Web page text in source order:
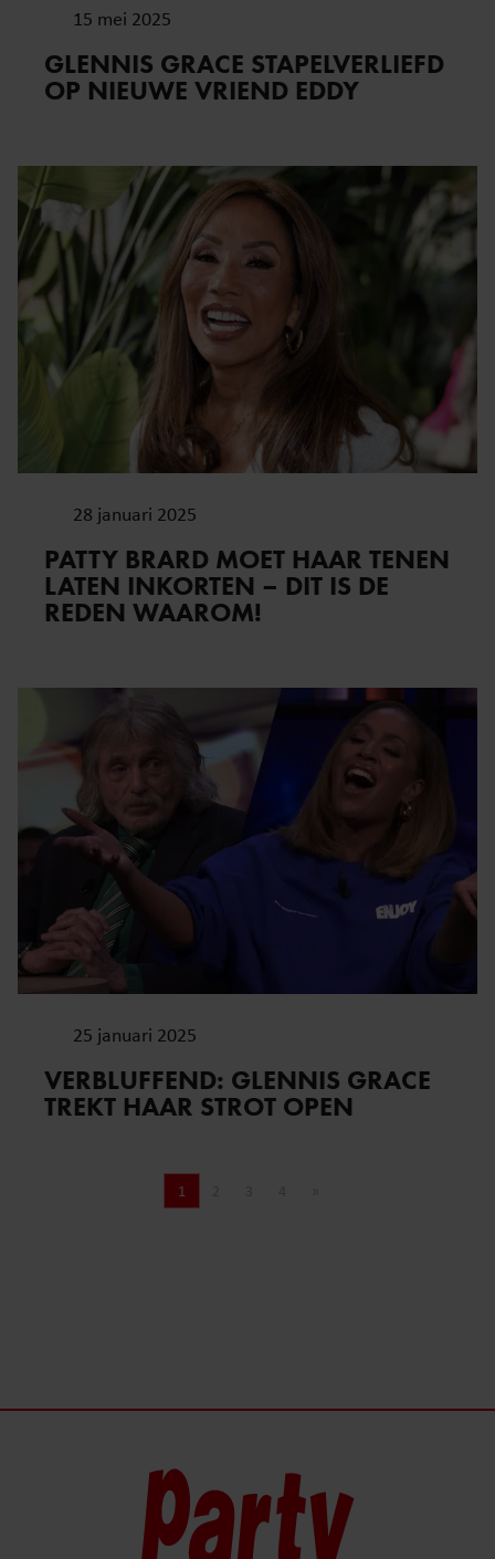
15 mei 2025
GLENNIS GRACE STAPELVERLIEFD
OP NIEUWE VRIEND EDDY
28 januari 2025
PATTY BRARD MOET HAAR TENEN
LATEN INKORTEN – DIT IS DE
REDEN WAAROM!
25 januari 2025
VERBLUFFEND: GLENNIS GRACE
TREKT HAAR STROT OPEN
Pagina
1